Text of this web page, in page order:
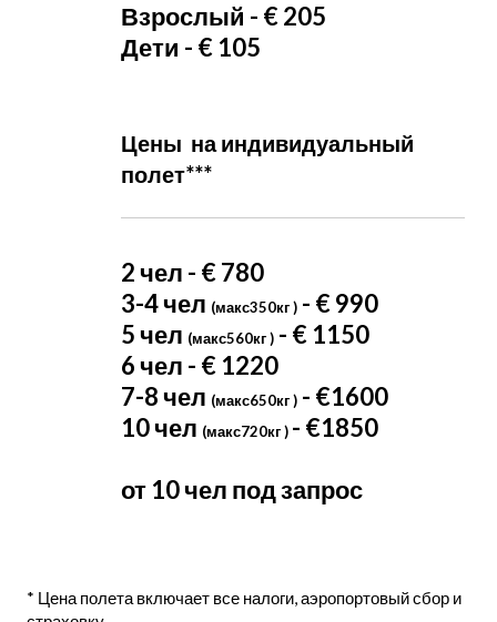
Взрослый - € 205
Дети - € 105
Цены  на индивидуальный
полет***
2 чел - € 780
3-4 чел (макс350кг ) - € 990
5 чел (макс560кг ) - € 1150
6 чел - € 1220
7-8 чел (макс650кг ) - €1600
10 чел (макс720кг ) - €1850
от 10 чел под запрос
* Цена полета включает все налоги, аэропортовый сбор и